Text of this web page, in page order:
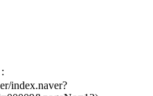
index.naver?